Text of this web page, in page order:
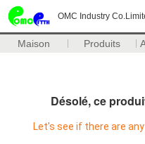
OMC Industry
Maison Produits
Désolé, ce
Let's see if there are